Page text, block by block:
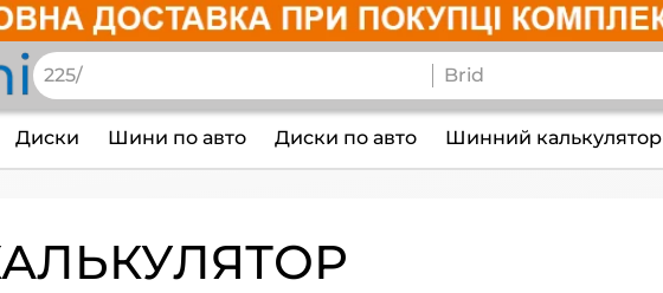
Диски Шини по авто Диски по авто Шинний калькулятор